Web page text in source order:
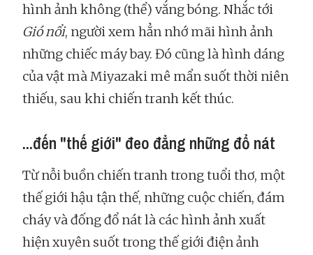
hình ảnh không (thể) vắng bóng. Nhắc tới
Gió nổi, người xem hẳn nhớ mãi hình ảnh
những chiếc máy bay. Đó cũng là hình dáng
của vật mà Miyazaki mê mẩn suốt thời niên
thiếu, sau khi chiến tranh kết thúc.
...đến "thế giới" đeo đẳng những đổ nát
Từ nỗi buồn chiến tranh trong tuổi thơ, một
thế giới hậu tận thế, những cuộc chiến, đám
cháy và đống đổ nát là các hình ảnh xuất
hiện xuyên suốt trong thế giới điện ảnh